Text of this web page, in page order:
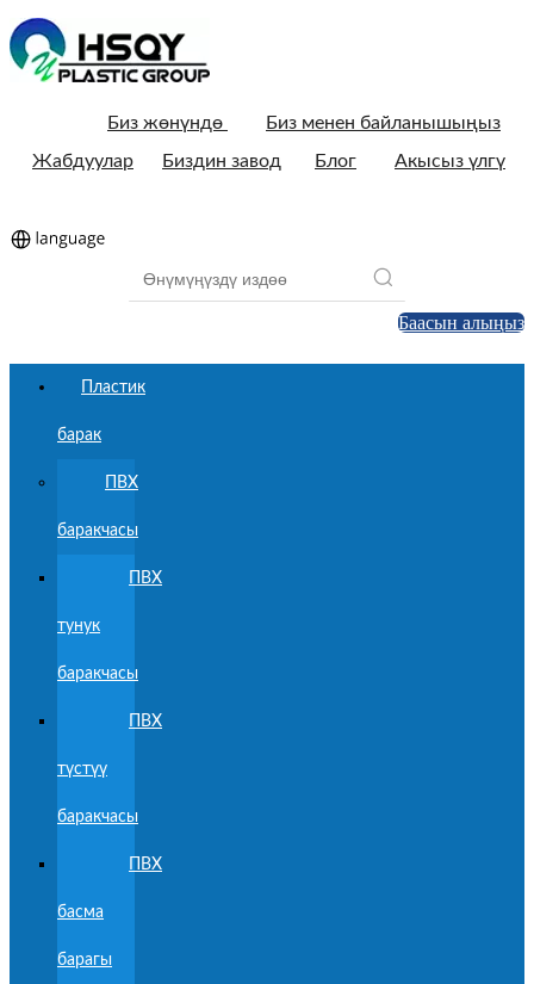
Биз жөнүндө
Биз менен байланышыңыз
Жабдуулар
Биздин завод Блог Акысыз үлгү
Баасын алыңыз
Пластик
барак
ПВХ
баракчасы
ПВХ
тунук
баракчасы
ПВХ
түстүү
баракчасы
ПВХ
басма
барагы